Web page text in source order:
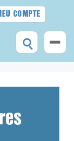
COMPTE